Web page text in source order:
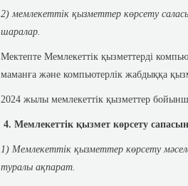
2) мемлекеттік қызметтер көрсету
шаралар.
Мектепте Мемлекеттік қызметтерді
маманға және компьютерлік жабдыққа
2024 жылы мемлекеттік қызметтер бойынша
4. Мемлекеттік қызмет көрсету
1) Мемлекеттік қызметтер көрсету
туралы ақпарат.